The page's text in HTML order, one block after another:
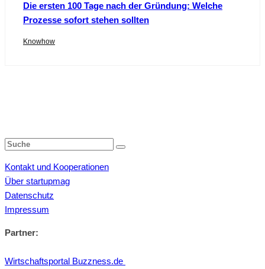
Die ersten 100 Tage nach der Gründung: Welche
Prozesse sofort stehen sollten
Knowhow
Kontakt und Kooperationen
Über startupmag
Datenschutz
Impressum
Partner:
Wirtschaftsportal Buzzness.de